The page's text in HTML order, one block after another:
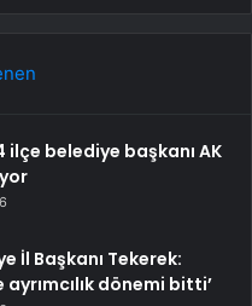
ilçe belediye başkanı AK
İl Başkanı Tekerek:
ayrımcılık dönemi bitti’